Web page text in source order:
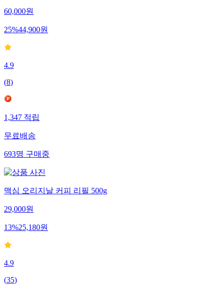
60,000원
25%44,900원
4.9
(8)
1,347 적립
무료배송
693명 구매중
맥심 오리지날 커피 리필 500g
29,000원
13%25,180원
4.9
(35)